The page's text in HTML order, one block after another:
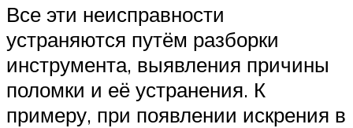
Все эти неисправности
устраняются путём разборки
инструмента, выявления причины
поломки и её устранения. К
примеру, при появлении искрения в